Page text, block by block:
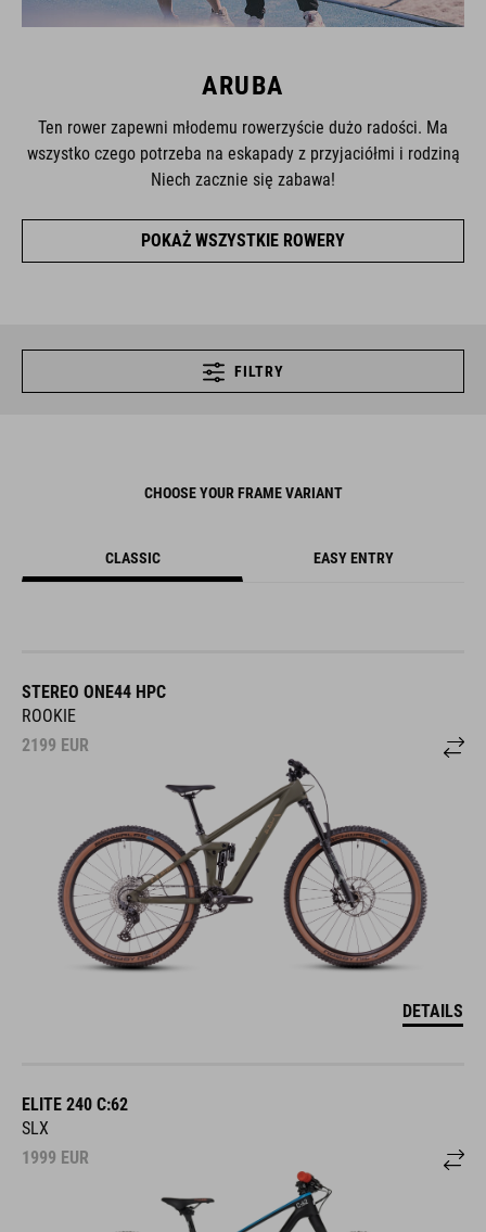
ARUBA
Ten rower zapewni młodemu rowerzyście dużo radości. Ma
wszystko czego potrzeba na eskapady z przyjaciółmi i rodziną
Niech zacznie się zabawa!
POKAŻ WSZYSTKIE ROWERY
FILTRY
CHOOSE YOUR FRAME VARIANT
CLASSIC EASY ENTRY
STEREO ONE44 HPC
ROOKIE
2199 EUR
DETAILS
ELITE 240 C:62
SLX
1999 EUR